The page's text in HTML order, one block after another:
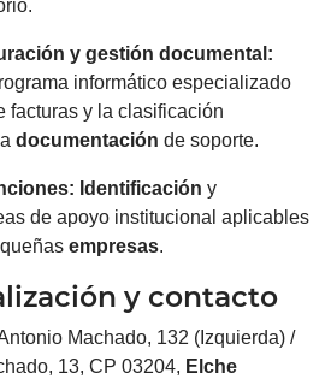
y gestión documental:
informático especializado
facturas y la clasificación
documentación de soporte.
Identificación y
de apoyo institucional aplicables
empresas.
y contacto
Machado, 132 (Izquierda) /
13, CP 03204, Elche